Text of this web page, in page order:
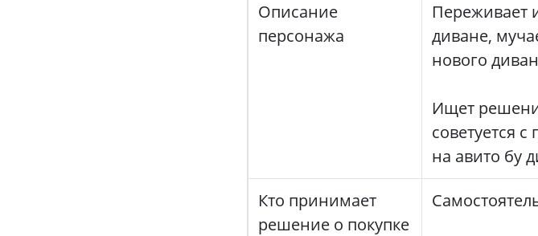
Описание
персонажа
Переживает
диване,
нового
Ищет
советуется
на авито бу
Кто принимает
решение о покупке